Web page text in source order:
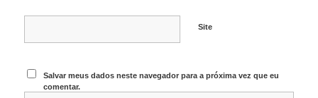
Site
Salvar meus dados neste navegador para a próxima vez que eu
comentar.